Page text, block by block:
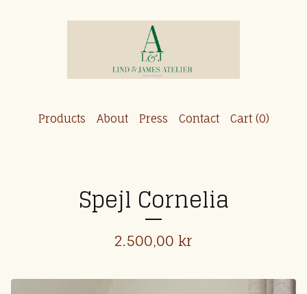
Products About Press Contact Cart (0)
Spejl Cornelia
2.500,00 kr